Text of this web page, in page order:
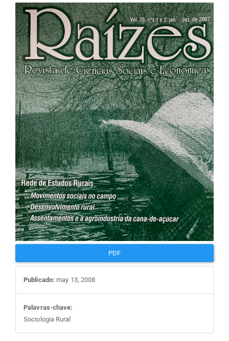
Barra
lateral
de
artigos
PDF
Publicado: may 13, 2008
Palavras-chave:
Sociologia Rural